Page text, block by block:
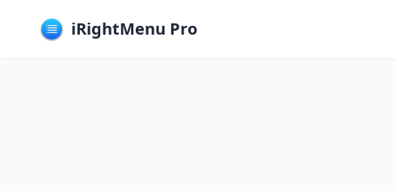
iRightMenu Pro